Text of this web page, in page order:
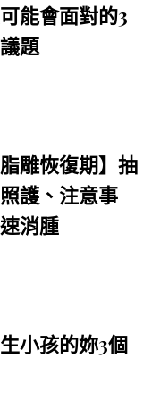
能會面對的3
題
脂雕恢復期】抽
護、注意事
消腫
小孩的妳3個